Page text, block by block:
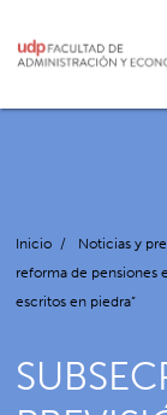
Inicio / Noticias y
reforma de pensiones
escritos en piedra”